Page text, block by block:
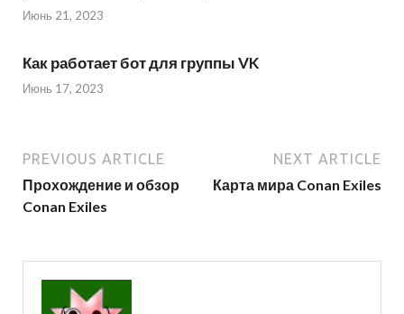
Июнь 21, 2023
Как работает бот для группы VK
Июнь 17, 2023
PREVIOUS ARTICLE
Прохождение и обзор
Conan Exiles
NEXT ARTICLE
Карта мира Conan Exiles